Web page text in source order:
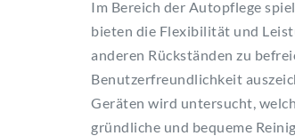
Im Bereich der Autopflege
bieten die Flexibilität und
anderen Rückständen zu
Benutzerfreundlichkeit
Geräten wird untersucht,
gründliche und bequeme